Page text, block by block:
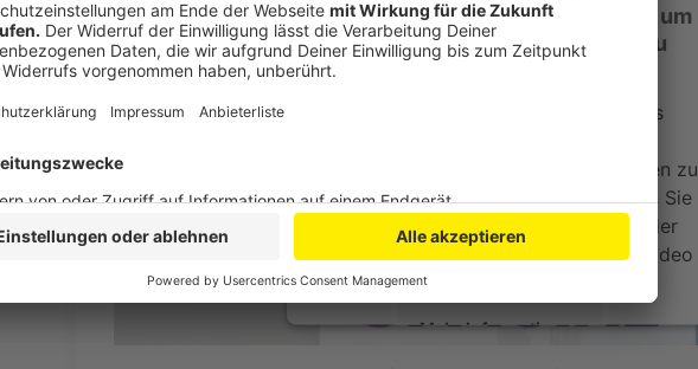
Wir benötigen Ihre Zustimmung, um
den YouTube Video-Service zu
Wir verwenden einen Service eines
einzubetten. Dieser Service kann Daten zu
Ihren Aktivitäten sammeln. Bitte lesen Sie
die Details durch und stimmen Sie der
Nutzung des Service zu, um dieses Video
Mehr Informationen